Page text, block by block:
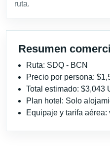
ruta.
Resumen
Ruta: SDQ - BCN
Precio por persona:
Total estimado: $3,043
Plan hotel: Solo
Equipaje y tarifa